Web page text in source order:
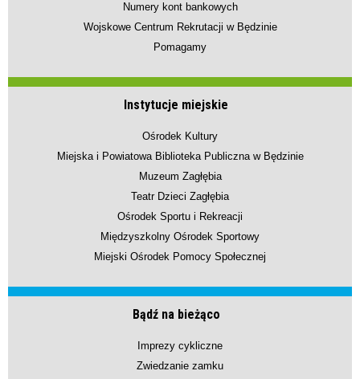
Numery kont bankowych
Wojskowe Centrum Rekrutacji w Będzinie
Pomagamy
Instytucje miejskie
Ośrodek Kultury
Miejska i Powiatowa Biblioteka Publiczna w Będzinie
Muzeum Zagłębia
Teatr Dzieci Zagłębia
Ośrodek Sportu i Rekreacji
Międzyszkolny Ośrodek Sportowy
Miejski Ośrodek Pomocy Społecznej
Bądź na bieżąco
Imprezy cykliczne
Zwiedzanie zamku